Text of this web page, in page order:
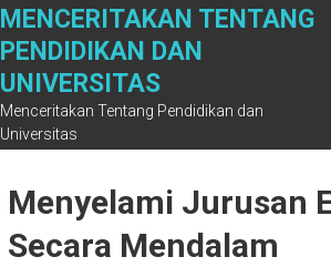
Skip
content
MENCERITAKAN TENTANG
PENDIDIKAN DAN
UNIVERSITAS
Menceritakan Tentang Pendidikan dan
Universitas
Menyelami Jurusan
Secara Mendalam